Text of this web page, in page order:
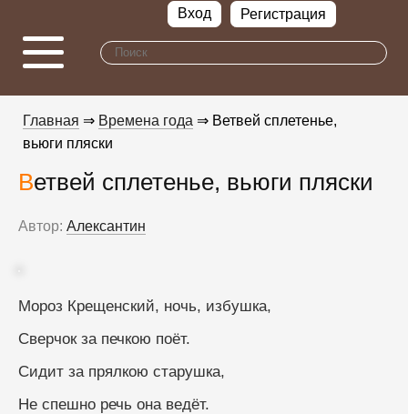
Вход Регистрация
Главная ⇒ Времена года ⇒ Ветвей сплетенье,
вьюги пляски
Ветвей сплетенье, вьюги пляски
Автор: Алексантин
Мороз Крещенский, ночь, избушка,
Сверчок за печкою поёт.
Сидит за прялкою старушка,
Не спешно речь она ведёт.